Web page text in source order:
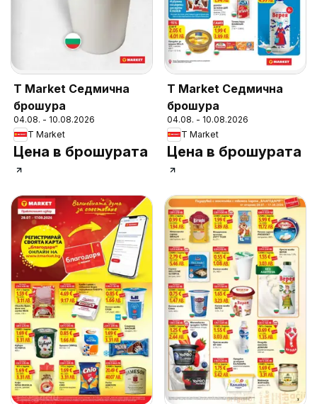
T Market Седмична
брошура
04.08. - 10.08.2026
T Market
Цена в брошурата
T Market Седмична
брошура
04.08. - 10.08.2026
T Market
Цена в брошурата